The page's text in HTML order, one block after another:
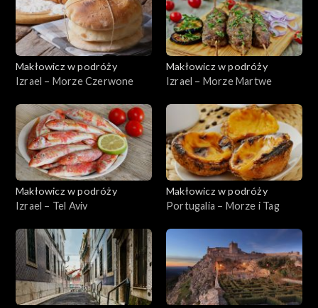
Makłowicz w podróży
Izrael – Morze Czerwone
Makłowicz w podróży
Izrael – Morze Martwe
Makłowicz w podróży
Izrael – Tel Aviv
Makłowicz w podróży
Portugalia – Morze i Tag